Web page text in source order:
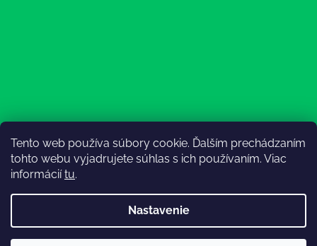
Tento web používa súbory cookie. Ďalším prechádzaním
tohto webu vyjadrujete súhlas s ich používaním. Viac
informáciítu.
Nastavenie
Sledovať na Instagrame